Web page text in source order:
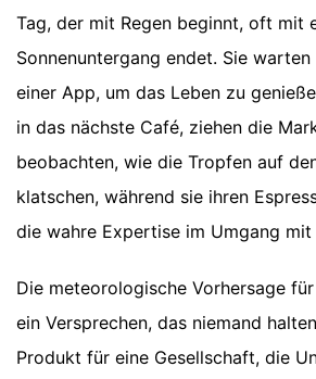
Tag, der mit Regen beginnt, oft mit
Sonnenuntergang endet. Sie
einer App, um das Leben zu
in das nächste Café, ziehen die
beobachten, wie die Tropfen auf
klatschen, während sie ihren
die wahre Expertise im Umgang
Die meteorologische Vorhersage
ein Versprechen, das niemand
Produkt für eine Gesellschaft, die